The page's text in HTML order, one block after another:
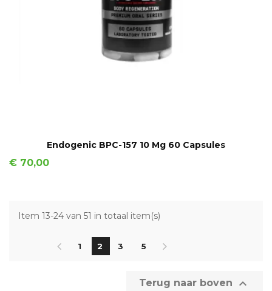
IN WINKELMAND
Endogenic BPC-157 10 Mg 60 Capsules
Prijs
€ 70,00
Item 13-24 van 51 in totaal item(s)
1 2 3 5
Terug naar boven 